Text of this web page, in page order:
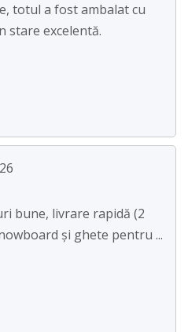
totul a fost ambalat cu
stare excelentă.
bune, livrare rapidă (2
și ghete pentru ...